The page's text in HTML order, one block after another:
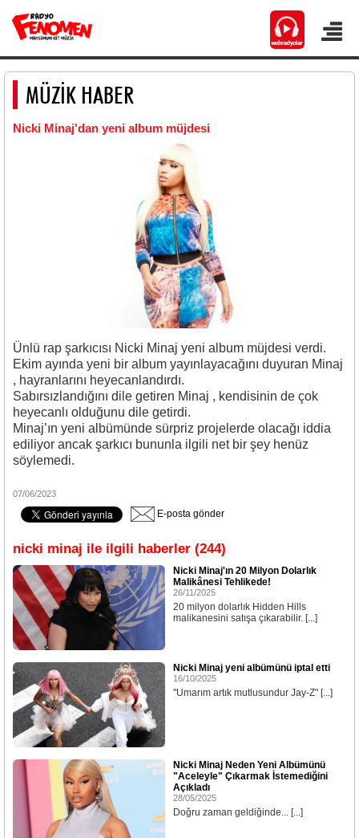
MÜZİK HABER
Nicki Minaj'dan yeni album müjdesi
Ünlü rap şarkıcısı Nicki Minaj yeni album müjdesi verdi.
Ekim ayında yeni bir album yayınlayacağını duyuran Minaj
, hayranlarını heyecanlandırdı.
Sabırsızlandığını dile getiren Minaj , kendisinin de çok
heyecanlı olduğunu dile getirdi.
Minaj’ın yeni albümünde sürpriz projelerde olacağı iddia
ediliyor ancak şarkıcı bununla ilgili net bir şey henüz
söylemedi.
07/06/2023
E-posta gönder
nicki minaj ile ilgili haberler (244)
Nicki Minaj'ın 20 Milyon Dolarlık
Malikânesi Tehlikede!
26/11/2025
20 milyon dolarlık Hidden Hills
malikanesini satışa çıkarabilir. [...]
Nicki Minaj yeni albümünü iptal etti
16/10/2025
"Umarım artık mutlusundur Jay-Z" [...]
Nicki Minaj Neden Yeni Albümünü
"Aceleyle" Çıkarmak İstemediğini
Açıkladı
28/05/2025
Doğru zaman geldiğinde... [...]